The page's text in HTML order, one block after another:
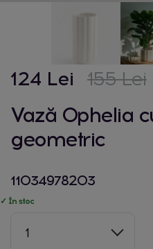
124 Lei 155 Lei
Vază Ophelia
geometric
11034978203
✓ În stoc
1